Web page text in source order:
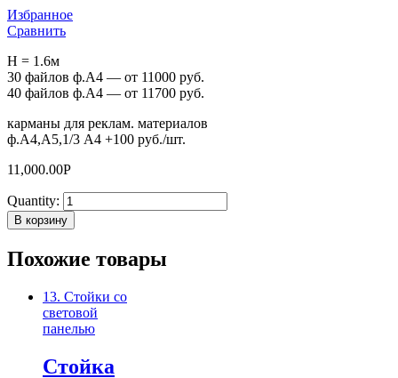
Избранное
Сравнить
H = 1.6м
30 файлов ф.А4 — от 11000 руб.
40 файлов ф.А4 — от 11700 руб.
карманы для реклам. материалов
ф.А4,А5,1/3 А4 +100 руб./шт.
11,000.00Р
Quantity:
В корзину
Похожие товары
13. Стойки со
световой
панелью
Стойка